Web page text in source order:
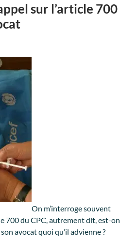
sur l’article 700
On m’interroge souvent
700 du CPC, autrement dit, est-on
avocat quoi qu’il advienne ?